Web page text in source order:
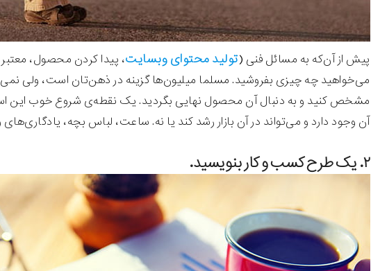
پیش از آن‌که به مسائل فنی (تولید محتوای وبسایت، پیدا کردن محصول، معتبر
می‌خواهید چه چیزی بفروشید. مسلما میلیون‌ها گزینه در ذهن‌تان است، ولی
مشخص کنید و به دنبال آن محصول نهایی بگردید. یک نقطه‌ی شروع خوب این است
آن وجود دارد و می‌تواند در آن بازار رشد کند یا نه. ساعت، لباس بچه،
۲. یک طرح کسب و کار بنویسید.